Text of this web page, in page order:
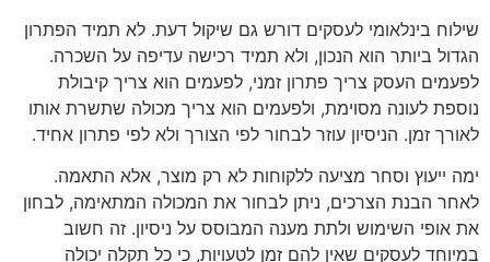
שילוח בינלאומי לעסקים דורש גם שיקול דעת. לא תמיד הפתרון
הגדול ביותר הוא הנכון, ולא תמיד רכישה עדיפה על השכרה.
לפעמים העסק צריך פתרון זמני, לפעמים הוא צריך קיבולת
נוספת לעונה מסוימת, ולפעמים הוא צריך מכולה שתשרת אותו
לאורך זמן. הניסיון עוזר לבחור לפי הצורך ולא לפי פתרון אחיד.
ימה ייעוץ וסחר מציעה ללקוחות לא רק מוצר, אלא התאמה.
לאחר הבנת הצרכים, ניתן לבחור את המכולה המתאימה, לבחון
את אופי השימוש ולתת מענה המבוסס על ניסיון. זה חשוב
במיוחד לעסקים שאין להם זמן לטעויות, כי כל תקלה יכולה